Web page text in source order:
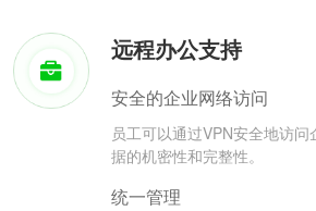
远程办公支持
安全的企业网络访问
员工可以通过VPN安全地访
据的机密性和完整性。
统一管理